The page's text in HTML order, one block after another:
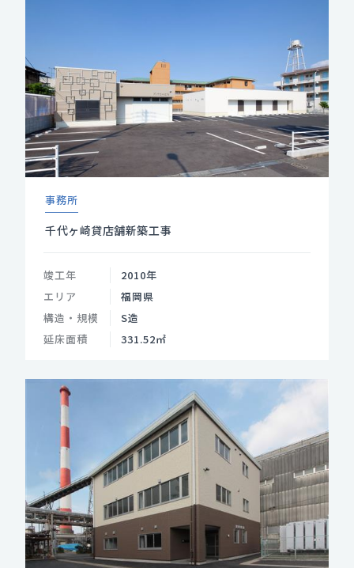
事務所
千代ヶ崎貸店舗新築工事
竣工年
2010年
エリア
福岡県
構造・規模
S造
延床面積
331.52㎡